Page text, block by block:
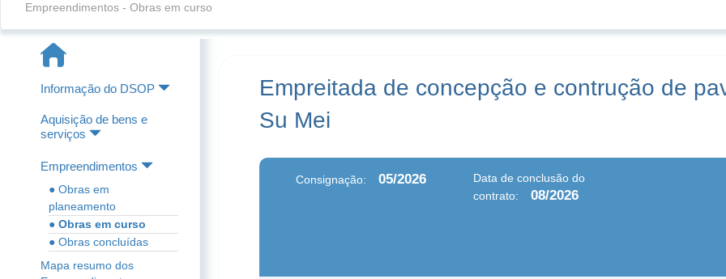
Empreendimentos - Obras em curso
Informação do DSOP
Aquisição de bens e
serviços
Empreendimentos
● Obras em
planeamento
● Obras em curso
● Obras concluídas
Mapa resumo dos
Empreitada de concepção e contrução de
Su Mei
Consignação: 05/2026
Data de conclusão do
contrato:
08/2026